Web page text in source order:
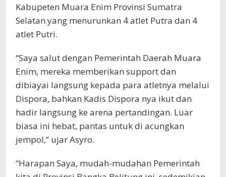
Kabupeten Muara Enim Provinsi Sumatra
Selatan yang menurunkan 4 atlet Putra dan 4
atlet Putri.
“Saya salut dengan Pemerintah Daerah Muara
Enim, mereka memberikan support dan
dibiayai langsung kepada para atletnya melalui
Dispora, bahkan Kadis Dispora nya ikut dan
hadir langsung ke arena pertandingan. Luar
biasa ini hebat, pantas untuk di acungkan
jempol,” ujar Asyro.
“Harapan Saya, mudah-mudahan Pemerintah